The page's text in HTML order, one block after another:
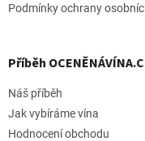
Podmínky ochrany
Příběh
Náš příběh
Jak vybíráme vína
Hodnocení obchodu